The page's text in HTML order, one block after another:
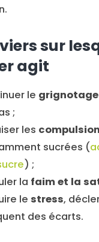
sur
agit
le grignotage
;
les
sucrées (
) ;
la faim et la
le stress,
des écarts.